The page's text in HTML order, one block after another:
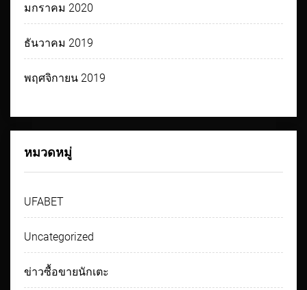
มกราคม 2020
ธันวาคม 2019
พฤศจิกายน 2019
หมวดหมู่
UFABET
Uncategorized
ข่าวซื้อขายนักเตะ